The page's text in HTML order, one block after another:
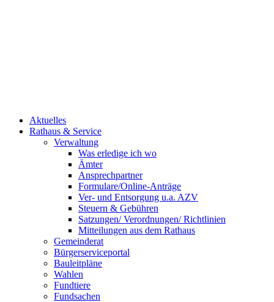
Aktuelles
Rathaus & Service
Verwaltung
Was erledige ich wo
Ämter
Ansprechpartner
Formulare/Online-Anträge
Ver- und Entsorgung u.a. AZV
Steuern & Gebühren
Satzungen/ Verordnungen/ Richtlinien
Mitteilungen aus dem Rathaus
Gemeinderat
Bürgerserviceportal
Bauleitpläne
Wahlen
Fundtiere
Fundsachen